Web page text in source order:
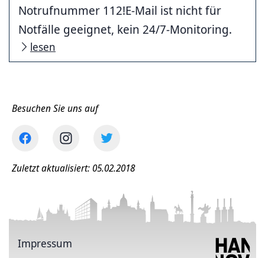
Notrufnummer 112!E-Mail ist nicht für
Notfälle geeignet, kein 24/7-Monitoring.
lesen
Besuchen Sie uns auf
Zuletzt aktualisiert: 05.02.2018
Impressum